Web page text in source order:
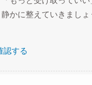
かに整えていきましょ
認する